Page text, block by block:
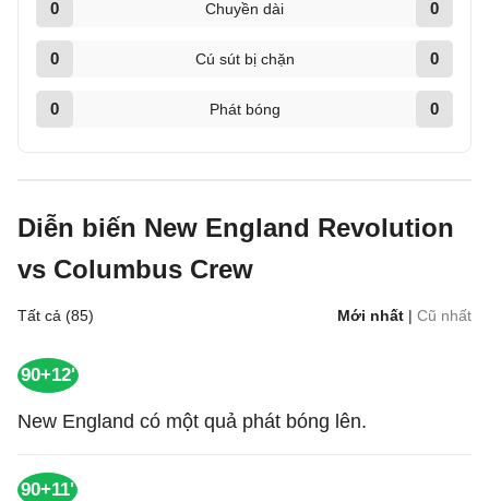
0 Chuyền dài 0
0 Cú sút bị chặn 0
0 Phát bóng 0
Diễn biến New England Revolution
vs Columbus Crew
Tất cả (85) Mới nhất | Cũ nhất
90+12'
New England có một quả phát bóng lên.
90+11'